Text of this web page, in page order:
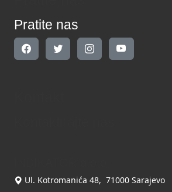
Pratite nas
Ul. Kotromanića 48, 71000 Sarajevo